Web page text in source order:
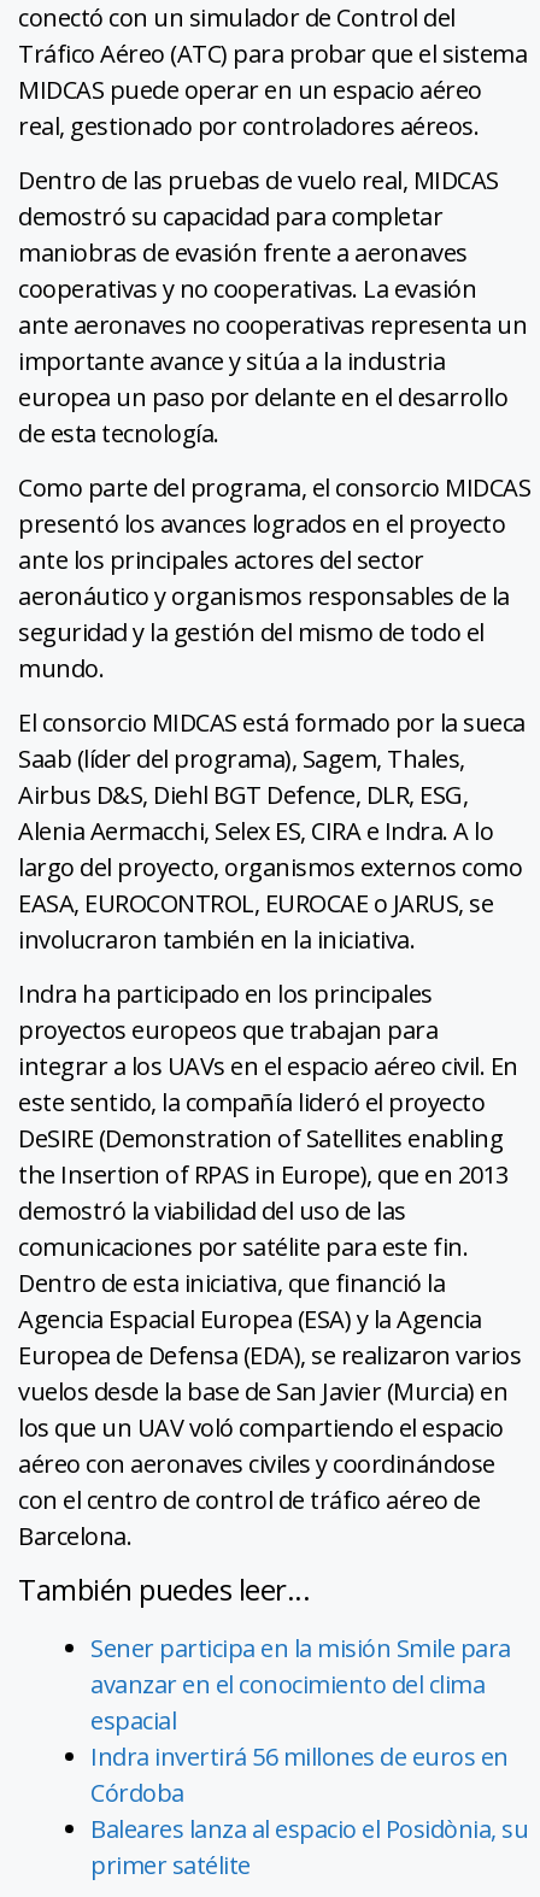
conectó con un simulador de Control del
Tráfico Aéreo (ATC) para probar que el sistema
MIDCAS puede operar en un espacio aéreo
real, gestionado por controladores aéreos.
Dentro de las pruebas de vuelo real, MIDCAS
demostró su capacidad para completar
maniobras de evasión frente a aeronaves
cooperativas y no cooperativas. La evasión
ante aeronaves no cooperativas representa un
importante avance y sitúa a la industria
europea un paso por delante en el desarrollo
de esta tecnología.
Como parte del programa, el consorcio MIDCAS
presentó los avances logrados en el proyecto
ante los principales actores del sector
aeronáutico y organismos responsables de la
seguridad y la gestión del mismo de todo el
mundo.
El consorcio MIDCAS está formado por la sueca
Saab (líder del programa), Sagem, Thales,
Airbus D&S, Diehl BGT Defence, DLR, ESG,
Alenia Aermacchi, Selex ES, CIRA e Indra. A lo
largo del proyecto, organismos externos como
EASA, EUROCONTROL, EUROCAE o JARUS, se
involucraron también en la iniciativa.
Indra ha participado en los principales
proyectos europeos que trabajan para
integrar a los UAVs en el espacio aéreo civil. En
este sentido, la compañía lideró el proyecto
DeSIRE (Demonstration of Satellites enabling
the Insertion of RPAS in Europe), que en 2013
demostró la viabilidad del uso de las
comunicaciones por satélite para este fin.
Dentro de esta iniciativa, que financió la
Agencia Espacial Europea (ESA) y la Agencia
Europea de Defensa (EDA), se realizaron varios
vuelos desde la base de San Javier (Murcia) en
los que un UAV voló compartiendo el espacio
aéreo con aeronaves civiles y coordinándose
con el centro de control de tráfico aéreo de
Barcelona.
También puedes leer...
Sener participa en la misión Smile para
avanzar en el conocimiento del clima
espacial
Indra invertirá 56 millones de euros en
Córdoba
Baleares lanza al espacio el Posidònia, su
primer satélite